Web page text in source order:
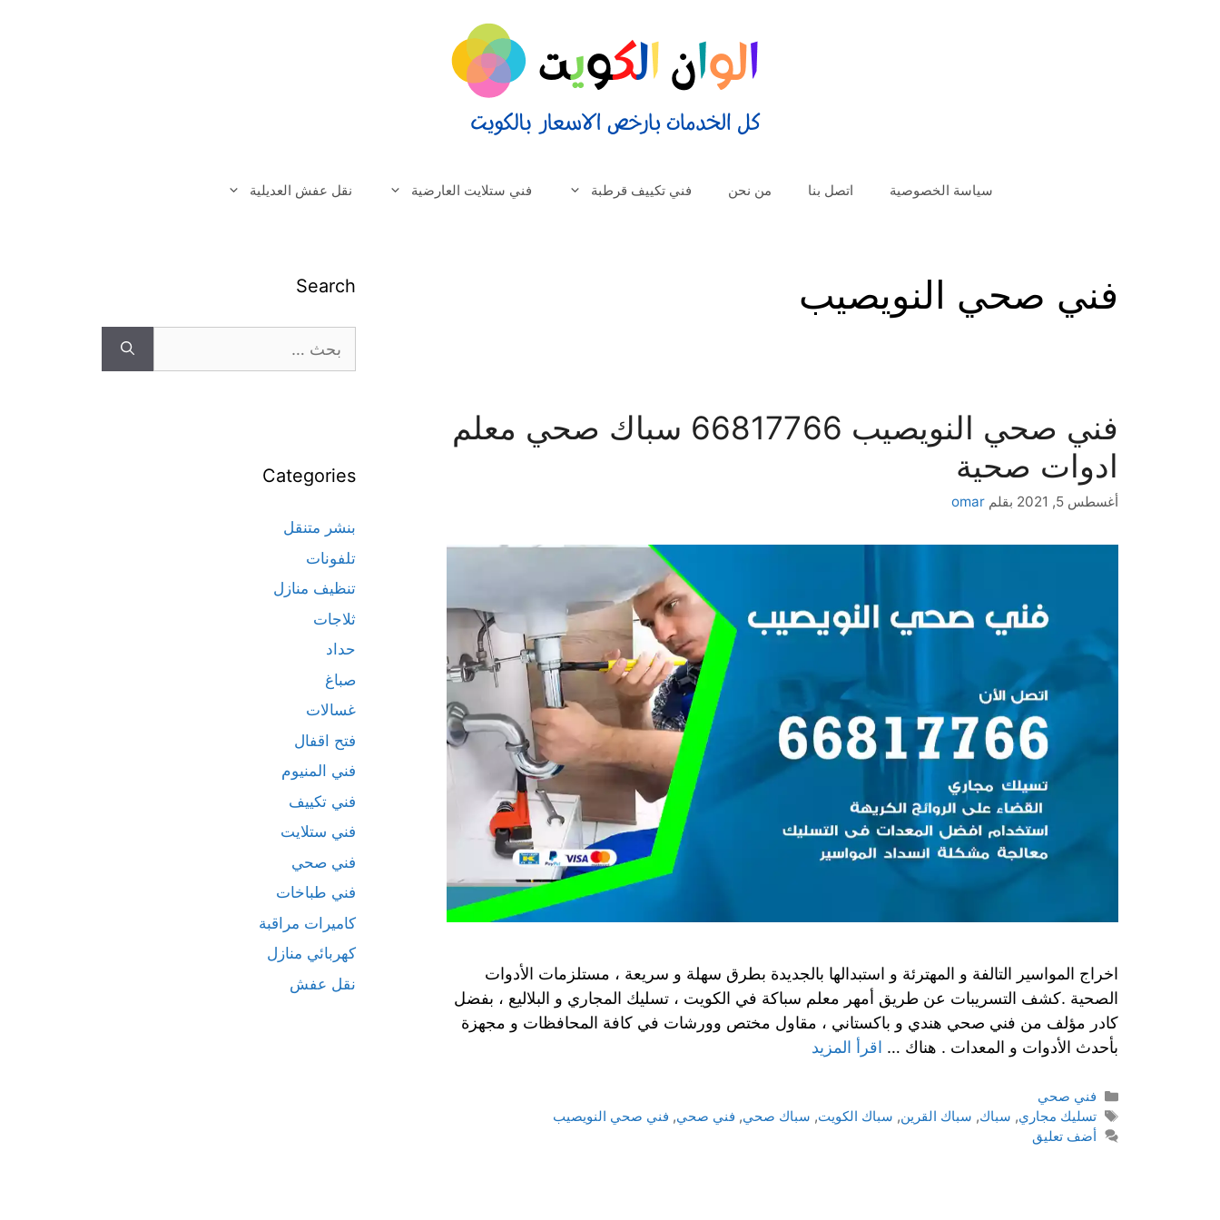
سياسة الخصوصية اتصل بنا من نحن فني تكييف قرطبة فني ستلايت العارضية نقل عفش العديلية
فني صحي النويصيب
فني صحي النويصيب 66817766 سباك صحي معلم
ادوات صحية
أغسطس 5, 2021 بقلم omar
اخراج المواسير التالفة و المهترئة و استبدالها بالجديدة بطرق سهلة و سريعة ، مستلزمات الأدوات
الصحية .كشف التسريبات عن طريق أمهر معلم سباكة في الكويت ، تسليك المجاري و البلاليع ، بفضل
كادر مؤلف من فني صحي هندي و باكستاني ، مقاول مختص وورشات في كافة المحافظات و مجهزة
بأحدث الأدوات و المعدات . هناك … اقرأ المزيد
فني صحي
تسليك مجاري, سباك, سباك القرين, سباك الكويت, سباك صحي, فني صحي, فني صحي النويصيب
أضف تعليق
Search
Categories
بنشر متنقل
تلفونات
تنظيف منازل
ثلاجات
حداد
صباغ
غسالات
فتح اقفال
فني المنيوم
فني تكييف
فني ستلايت
فني صحي
فني طباخات
كاميرات مراقبة
كهربائي منازل
نقل عفش